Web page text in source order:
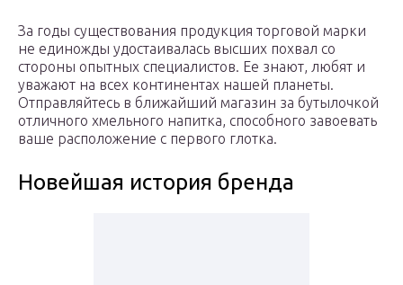
За годы существования продукция торговой марки
не единожды удостаивалась высших похвал со
стороны опытных специалистов. Ее знают, любят и
уважают на всех континентах нашей планеты.
Отправляйтесь в ближайший магазин за бутылочкой
отличного хмельного напитка, способного завоевать
ваше расположение с первого глотка.
Новейшая история бренда